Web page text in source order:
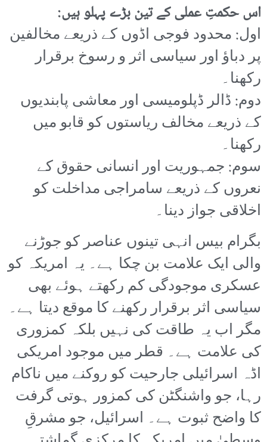
اس حکمتِ عملی کے تین بڑے پہلو ہیں:
اول: محدود فوجی اڈوں کے ذریعے مخالفین
پر دباؤ اور سیاسی اثر و رسوخ برقرار
رکھنا۔
دوم: ڈالر ڈپلومیسی اور معاشی پابندیوں
کے ذریعے مخالف ریاستوں کو قابو میں
رکھنا۔
سوم: جمہوریت اور انسانی حقوق کے
نعروں کے ذریعے سامراجی مداخلت کو
اخلاقی جواز دینا۔
بگرام بیس انہی تینوں عناصر کو جوڑنے
والی ایک علامت بن چکا ہے۔ یہ امریکہ کو
عسکری موجودگی کم رکھتے ہوئے بھی
سیاسی اثر برقرار رکھنے کا موقع دیتا ہے۔
مگر اب یہ طاقت کی نہیں بلکہ کمزوری
کی علامت ہے۔ قطر میں موجود امریکی
اڈہ اسرائیلی جارحیت کو روکنے میں ناکام
رہا، جو واشنگٹن کی کمزور ہوتی گرفت
کا واضح ثبوت ہے۔ اسرائیل، جو مشرقِ